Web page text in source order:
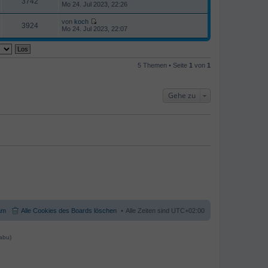
r
i
t
r
s
t
r
e
N
s
t
Mo 24. Jul 2023, 22:26
3924 von koch
N
u
Mo 24. Jul 2023, 22:07
5 Themen • Seite 1 von 1
Gehe zu
Alle Zeiten sind UTC+02:00
Alle Cookies des Boards löschen